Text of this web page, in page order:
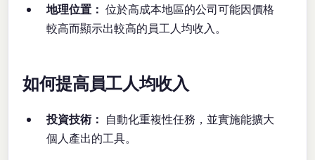
地理位置： 位於高成本地區的公司可能因價格
較高而顯示出較高的員工人均收入。
如何提高員工人均收入
投資技術： 自動化重複性任務，並實施能擴大
個人產出的工具。